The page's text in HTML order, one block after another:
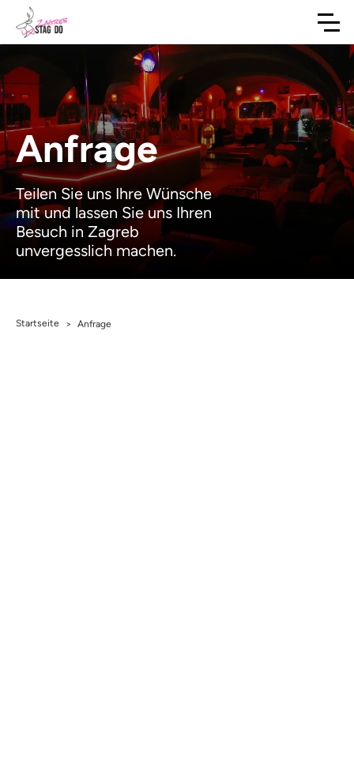
Anfrage
Teilen Sie uns Ihre Wünsche
mit und lassen Sie uns Ihren
Besuch in Zagreb
unvergesslich machen.
Startseite > Anfrage